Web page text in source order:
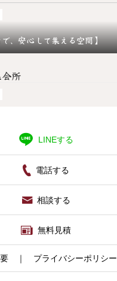
、安心して集える空間】
所
LINEする
電話する
相談する
無料見積
｜ プライバシーポリシー